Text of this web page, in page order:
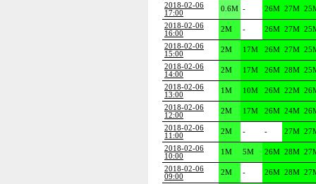
2018-02-06
17:00
0.6M - 26M 27M
2018-02-06
16:00
2M - 26M 27M
2018-02-06
15:00
2M 17M 26M 27M
2018-02-06
14:00
2M 17M 26M 28M
2018-02-06
13:00
1M 10M 26M 22M
2018-02-06
12:00
2M 17M 26M 24M
2018-02-06
11:00
2M - - 27M
2018-02-06
10:00
1M 5M 26M 28M
2018-02-06
09:00
2M - 26M 28M